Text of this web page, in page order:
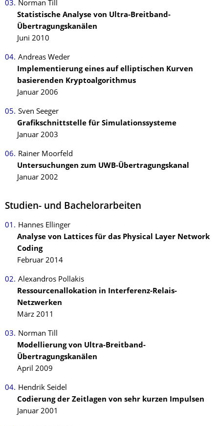
Norman Till
Statistische Analyse von Ultra-Breitband-
Übertragungskanälen
Juni 2010
Andreas Weder
Implementierung eines auf elliptischen Kurven
basierenden Kryptoalgorithmus
Januar 2006
Sven Seeger
Grafikschnittstelle für Simulationssysteme
Januar 2003
Rainer Moorfeld
Untersuchungen zum UWB-Übertragungskanal
Januar 2002
Studien- und Bachelorarbeiten
Hannes Ellinger
Analyse von Lattices für das Physical Layer Network
Coding
Februar 2014
Alexandros Pollakis
Ressourcenallokation in Interferenz-Relais-
Netzwerken
März 2011
Norman Till
Modellierung von Ultra-Breitband-
Übertragungskanälen
April 2009
Hendrik Seidel
Codierung der Zeitlagen von sehr kurzen Impulsen
Januar 2001